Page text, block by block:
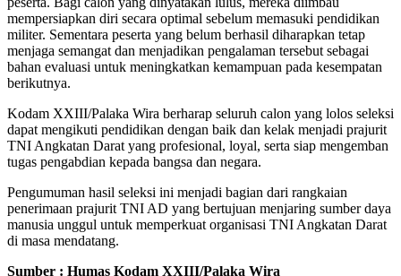
mempersiapkan diri secara optimal sebelum memasuki pendidikan
militer. Sementara peserta yang belum berhasil diharapkan tetap
menjaga semangat dan menjadikan pengalaman tersebut sebagai
bahan evaluasi untuk meningkatkan kemampuan pada kesempatan
berikutnya.
Kodam XXIII/Palaka Wira berharap seluruh calon yang lolos seleksi
dapat mengikuti pendidikan dengan baik dan kelak menjadi prajurit
TNI Angkatan Darat yang profesional, loyal, serta siap mengemban
tugas pengabdian kepada bangsa dan negara.
Pengumuman hasil seleksi ini menjadi bagian dari rangkaian
penerimaan prajurit TNI AD yang bertujuan menjaring sumber daya
manusia unggul untuk memperkuat organisasi TNI Angkatan Darat
di masa mendatang.
Sumber : Humas Kodam XXIII/Palaka Wira